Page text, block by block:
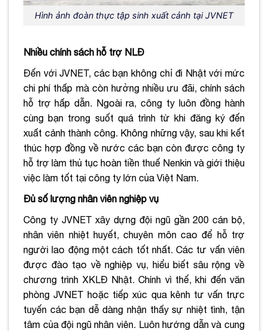
Hình ảnh đoàn thực tập sinh xuất cảnh tại JVNET
Nhiều chính sách hỗ trợ NLĐ
Đến với JVNET, các bạn không chỉ đi Nhật với mức
chi phí thấp mà còn hưởng nhiều ưu đãi, chính sách
hỗ trợ hấp dẫn. Ngoài ra, công ty luôn đồng hành
cùng bạn trong suốt quá trình từ khi đăng ký đến
xuất cảnh thành công. Không những vậy, sau khi kết
thúc hợp đồng về nước các bạn còn được công ty
hỗ trợ làm thủ tục hoàn tiền thuế Nenkin và giới thiệu
việc làm tốt tại công ty lớn của Việt Nam.
Đủ số lượng nhân viên nghiệp vụ
Công ty JVNET xây dựng đội ngũ gần 200 cán bộ,
nhân viên nhiệt huyết, chuyên môn cao để hỗ trợ
người lao động một cách tốt nhất. Các tư vấn viên
được đào tạo về nghiệp vụ, hiểu biết sâu rộng về
chương trình XKLĐ Nhật. Chính vì thế, khi đến văn
phòng JVNET hoặc tiếp xúc qua kênh tư vấn trực
tuyến các bạn dễ dàng nhận thấy sự nhiệt tình, tận
tâm của đội ngũ nhân viên. Luôn hướng dẫn và cung